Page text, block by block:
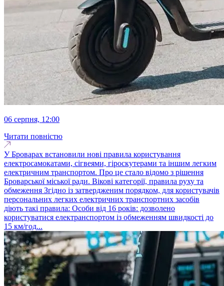
06 серпня, 12:00
Читати повністю
У Броварах встановили нові правила користування
електросамокатами, сігвеями, гіроскутерами та іншим легким
електричним транспортом. Про це стало відомо з рішення
Броварської міської ради. Вікові категорії, правила руху та
обмеження Згідно із затвердженим порядком, для користувачів
персональних легких електричних транспортних засобів
діють такі правила: Особи від 16 років: дозволено
користуватися електранспортом із обмеженням швидкості до
15 км/год...